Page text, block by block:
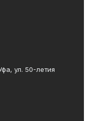
ул. 50-летия